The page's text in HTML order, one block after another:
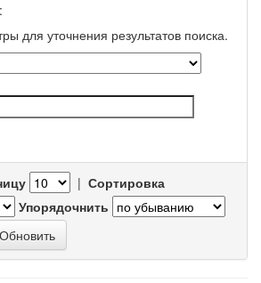
для уточнения результатов поиска.
| Сортировка
Упорядочнить